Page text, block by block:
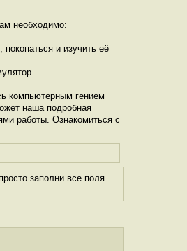
необходимо:
и изучить её
компьютерным гением
наша подробная
работы. Ознакомиться с
заполни все поля